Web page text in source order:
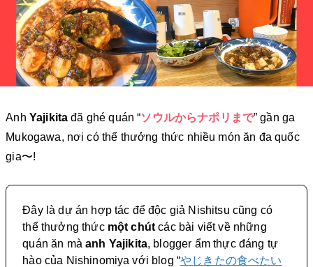
Anh Yajikita đã ghé quán “ソウルからナポリまで” gần ga
Mukogawa, nơi có thể thưởng thức nhiều món ăn đa quốc
gia〜!
Đây là dự án hợp tác để độc giả Nishitsu cũng có
thể thưởng thức một chút các bài viết về những
quán ăn màanh Yajikita, blogger ẩm thực đáng tự
hào của Nishinomiya với blog “やじきたの食べたい